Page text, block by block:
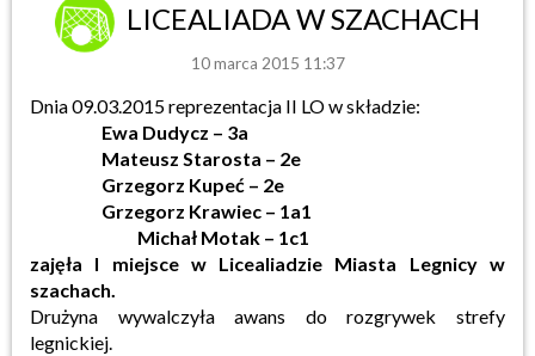
LICEALIADA W SZACHACH
10 marca 2015 11:37
Dnia 09.03.2015 reprezentacja II LO w składzie:
Ewa Dudycz – 3a
Mateusz Starosta – 2e
Grzegorz Kupeć – 2e
Grzegorz Krawiec – 1a1
Michał Motak – 1c1
zajęła I miejsce w Licealiadzie Miasta Legnicy w
szachach.
Drużyna wywalczyła awans do rozgrywek strefy
legnickiej.